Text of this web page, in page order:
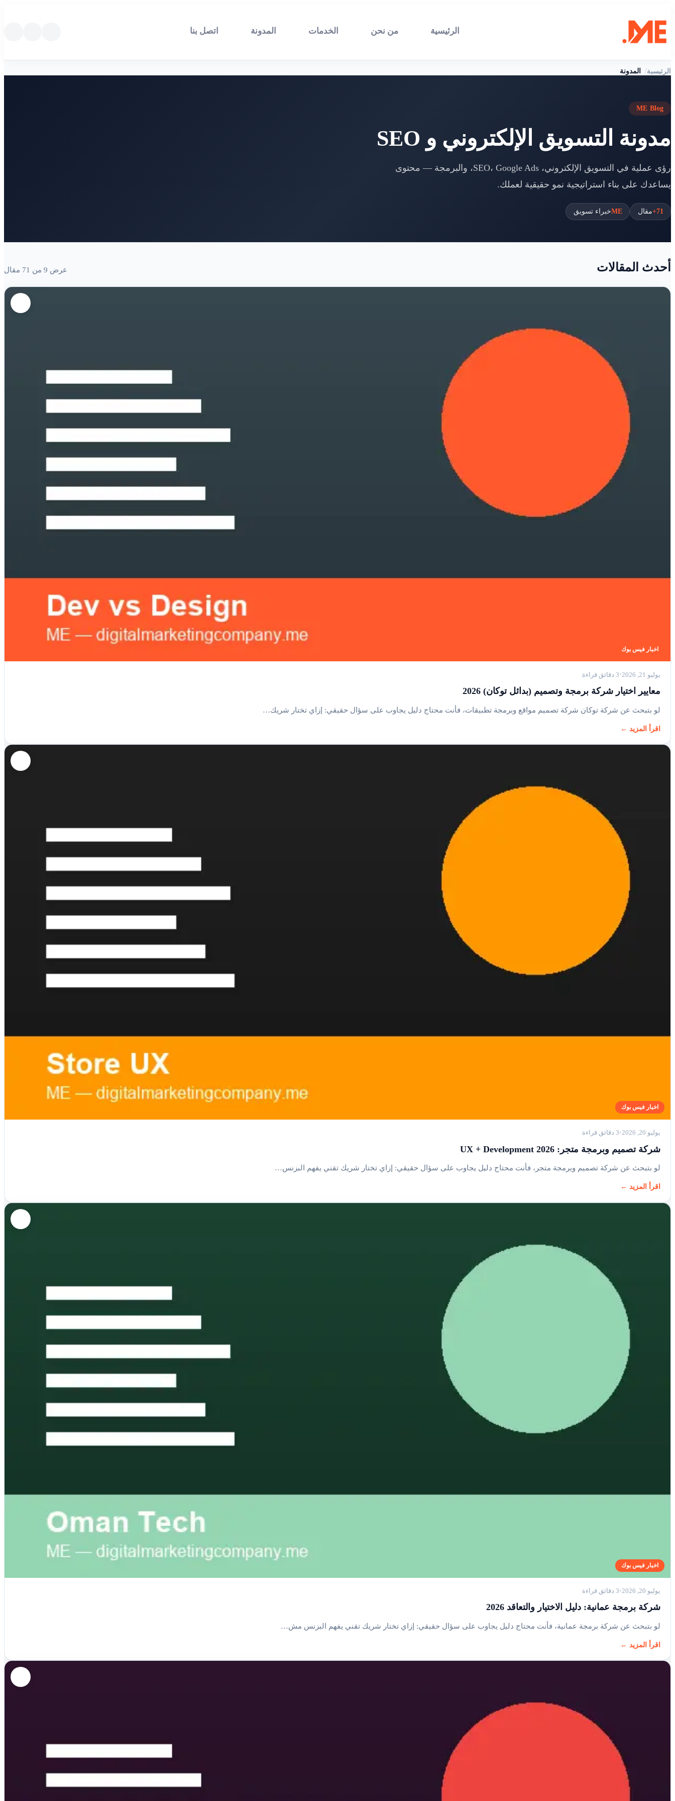
الرئيسية من نحن الخدمات المدونة اتصل بنا
الرئيسية المدونة
ME Blog
مدونة التسويق الإلكتروني و SEO
رؤى عملية في التسويق الإلكتروني، SEO، Google Ads، والبرمجة — محتوى
يساعدك على بناء استراتيجية نمو حقيقية لعملك.
71+ مقال MEخبراء تسويق
أحدث المقالات عرض 9 من 71 مقال
اخبار فيس بوك
يوليو 21, 2026 3 دقائق قراءة
معايير اختيار شركة برمجة وتصميم (بدائل توكان) 2026
لو بتبحث عن شركة توكان شركة تصميم مواقع وبرمجة تطبيقات، فأنت محتاج دليل يجاوب على سؤال حقيقي: إزاي تختار شريك…
اقرأ المزيد ←
اخبار فيس بوك
يوليو 20, 2026 3 دقائق قراءة
شركة تصميم وبرمجة متجر: UX + Development 2026
لو بتبحث عن شركة تصميم وبرمجة متجر، فأنت محتاج دليل يجاوب على سؤال حقيقي: إزاي تختار شريك تقني يفهم البزنس…
اقرأ المزيد ←
اخبار فيس بوك
يوليو 20, 2026 3 دقائق قراءة
شركة برمجة عمانية: دليل الاختيار والتعاقد 2026
لو بتبحث عن شركة برمجة عمانية، فأنت محتاج دليل يجاوب على سؤال حقيقي: إزاي تختار شريك تقني يفهم البزنس مش…
اقرأ المزيد ←